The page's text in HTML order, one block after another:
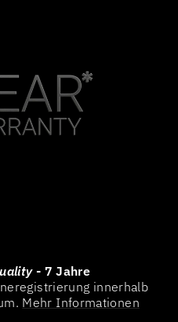
- 7 Jahre
innerhalb
Mehr Informationen